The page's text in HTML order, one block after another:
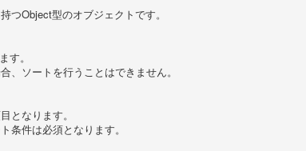
つObject型のオブジェクトです。
す。
、ソートを行うことはできません。
となります。
条件は必須となります。